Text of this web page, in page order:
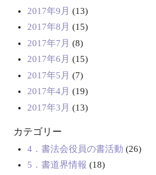
2017年9月 (13)
2017年8月 (15)
2017年7月 (8)
2017年6月 (15)
2017年5月 (7)
2017年4月 (19)
2017年3月 (13)
カテゴリー
4．書法会役員の書活動 (26)
5．書道界情報 (18)